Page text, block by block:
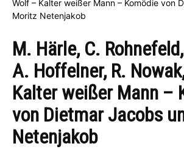
M. Härle, C.
A. Hoffelner, R.
Kalter weißer Mann –
von Dietmar Jacobs
Netenjakob